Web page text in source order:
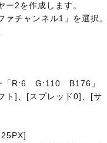
2を作成します。
チャンネル1」を選択。
「R:6 G:110 B176」
ト]、[スプレッド0]、[サ